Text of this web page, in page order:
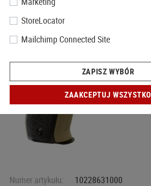
Numer artykułu:
10228631000
StoreLocator
Mailchimp Connected Site
ZAPISZ WYBÓR
ZAAKCEPTUJ WSZYSTKO